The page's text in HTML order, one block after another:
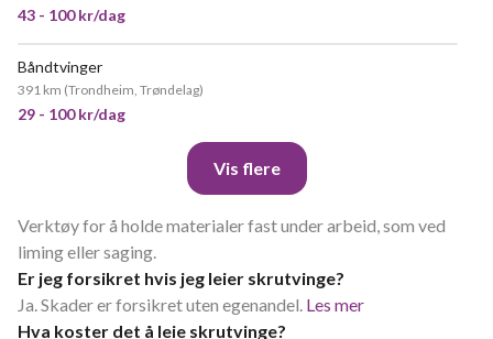
43 - 100 kr/dag
Båndtvinger
391 km (Trondheim, Trøndelag)
29 - 100 kr/dag
Vis flere
Verktøy for å holde materialer fast under arbeid, som ved
liming eller saging.
Er jeg forsikret hvis jeg leier skrutvinge?
Ja. Skader er forsikret uten egenandel. Les mer
Hva koster det å leie skrutvinge?